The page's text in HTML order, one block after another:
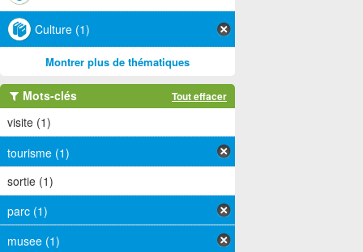
Culture (1)
Montrer plus de thématiques
Mots-clés Tout effacer
visite (1)
tourisme (1)
sortie (1)
parc (1)
musee (1)